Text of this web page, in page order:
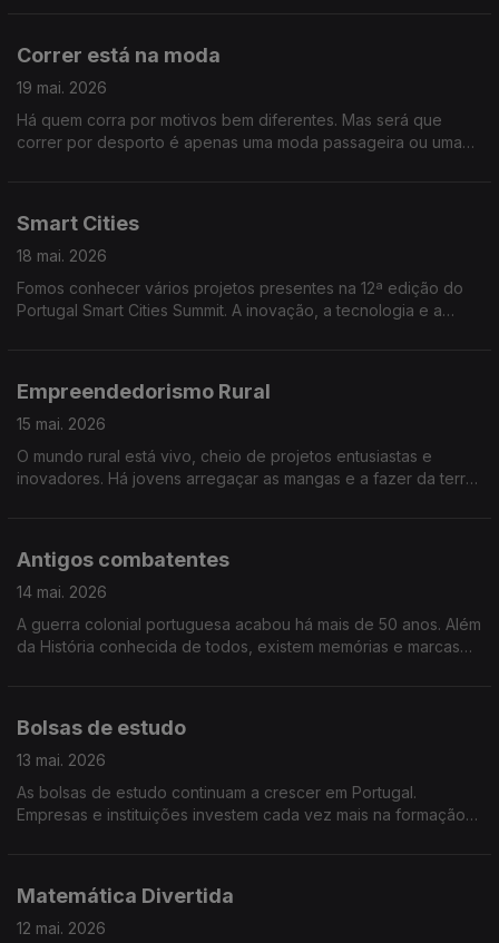
Correr está na moda
19 mai. 2026
Há quem corra por motivos bem diferentes. Mas será que
correr por desporto é apenas uma moda passageira ou uma
Smart Cities
18 mai. 2026
Fomos conhecer vários projetos presentes na 12ª edição do
Portugal Smart Cities Summit. A inovação, a tecnologia e a
do futuro.
Empreendedorismo Rural
15 mai. 2026
O mundo rural está vivo, cheio de projetos entusiastas e
inovadores. Há jovens arregaçar as mangas e a fazer da terra
Antigos combatentes
14 mai. 2026
A guerra colonial portuguesa acabou há mais de 50 anos. Além
da História conhecida de todos, existem memórias e marcas
Bolsas de estudo
13 mai. 2026
As bolsas de estudo continuam a crescer em Portugal.
Empresas e instituições investem cada vez mais na formação
Matemática Divertida
12 mai. 2026